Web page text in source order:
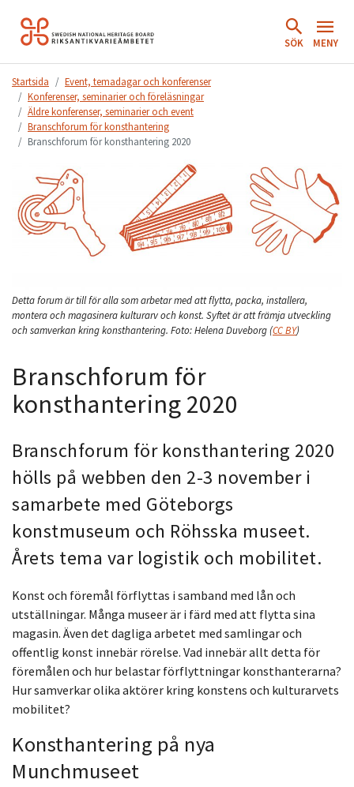
Hoppa
till
SÖK MENY
Startsida
Event, temadagar och konferenser
Konferenser, seminarier och föreläsningar
Äldre konferenser, seminarier och event
Branschforum för konsthantering
Branschforum för konsthantering 2020
Detta forum är till för alla som arbetar med att flytta, packa, installera,
montera och magasinera kulturarv och konst. Syftet är att främja utveckling
och samverkan kring konsthantering. Foto:Helena Duveborg(CC BY)
Branschforum för
konsthantering 2020
Branschforum för konsthantering 2020
hölls på webben den 2-3 november i
samarbete med Göteborgs
konstmuseum och Röhsska museet.
Årets tema var logistik och mobilitet.
Konst och föremål förflyttas i samband med lån och
utställningar. Många museer är i färd med att flytta sina
magasin. Även det dagliga arbetet med samlingar och
offentlig konst innebär rörelse. Vad innebär allt detta för
föremålen och hur belastar förflyttningar konsthanterarna?
Hur samverkar olika aktörer kring konstens och kulturarvets
mobilitet?
Konsthantering på nya
Munchmuseet